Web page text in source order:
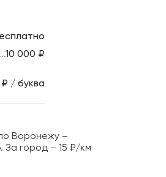
10 000 ₽
/ буква
Воронежу –
За город – 15 ₽/км